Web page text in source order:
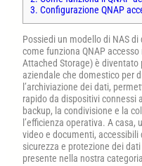
3. Configurazione QNAP
Possiedi un modello di NAS
come funziona QNAP
Attached Storage) è
aziendale che domestico per
l’archiviazione dei dati,
rapido da dispositivi connessi
backup, la condivisione e la
l’efficienza operativa. A
video e documenti,
sicurezza e protezione dei
presente nella nostra categoria